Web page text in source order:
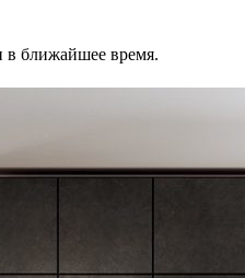
в ближайшее время.